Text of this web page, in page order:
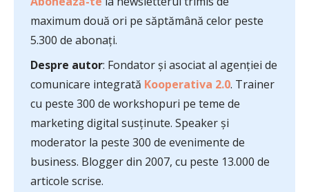
maximum două ori pe săptămână celor peste
5.300 de abonați.
Despre autor: Fondator și asociat al agenției de
comunicare integrată Kooperativa 2.0. Trainer
cu peste 300 de workshopuri pe teme de
marketing digital susținute. Speaker și
moderator la peste 300 de evenimente de
business. Blogger din 2007, cu peste 13.000 de
articole scrise.